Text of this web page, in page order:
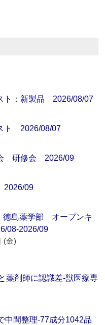
ト：新製品 2026/08/07
ト 2026/08/07
会 研修会 2026/09
09
島薬学部 オープンキ
08-2026/09
(金)
薬剤師に認識差‐獣医療専
中間整理‐77成分1042品